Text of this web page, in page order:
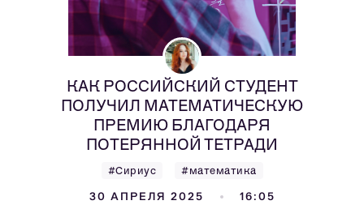
КАК РОССИЙСКИЙ СТУДЕНТ
ПОЛУЧИЛ МАТЕМАТИЧЕСКУЮ
ПРЕМИЮ БЛАГОДАРЯ
ПОТЕРЯННОЙ ТЕТРАДИ
#Сириус #математика
30 АПРЕЛЯ 2025 16:05